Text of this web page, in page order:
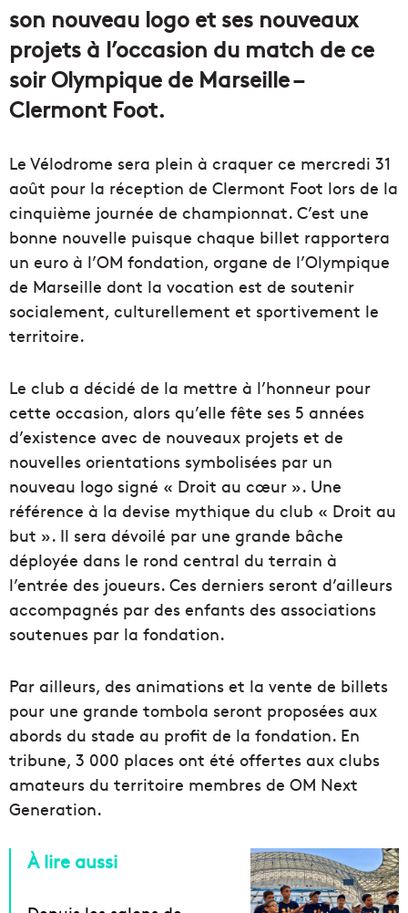
son nouveau logo et ses nouveaux
projets à l’occasion du match de ce
soir Olympique de Marseille –
Clermont Foot.
Le Vélodrome sera plein à craquer ce mercredi 31
août pour la réception de Clermont Foot lors de la
cinquième journée de championnat. C’est une
bonne nouvelle puisque chaque billet rapportera
un euro à l’OM fondation, organe de l’Olympique
de Marseille dont la vocation est de soutenir
socialement, culturellement et sportivement le
territoire.
Le club a décidé de la mettre à l’honneur pour
cette occasion, alors qu’elle fête ses 5 années
d’existence avec de nouveaux projets et de
nouvelles orientations symbolisées par un
nouveau logo signé « Droit au cœur ». Une
référence à la devise mythique du club « Droit au
but ». Il sera dévoilé par une grande bâche
déployée dans le rond central du terrain à
l’entrée des joueurs. Ces derniers seront d’ailleurs
accompagnés par des enfants des associations
soutenues par la fondation.
Par ailleurs, des animations et la vente de billets
pour une grande tombola seront proposées aux
abords du stade au profit de la fondation. En
tribune, 3 000 places ont été offertes aux clubs
amateurs du territoire membres de OM Next
Generation.
À lire aussi